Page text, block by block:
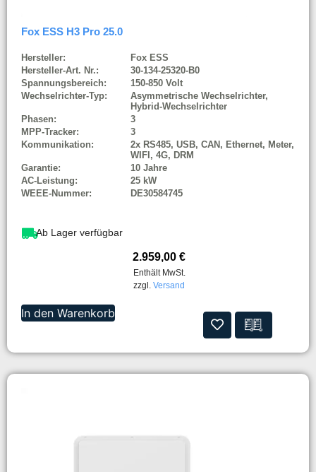
Fox ESS H3 Pro 25.0
Hersteller:
Fox ESS
Hersteller-Art. Nr.:
30-134-25320-B0
Spannungsbereich:
150-850 Volt
Wechselrichter-Typ:
Asymmetrische Wechselrichter,
Hybrid-Wechselrichter
Phasen:
3
MPP-Tracker:
3
Kommunikation:
2x RS485, USB, CAN, Ethernet, Meter,
WIFI, 4G, DRM
Garantie:
10 Jahre
AC-Leistung:
25 kW
WEEE-Nummer:
DE30584745
Ab Lager verfügbar
2.959,00 €
Enthält MwSt.
zzgl. Versand
In den Warenkorb